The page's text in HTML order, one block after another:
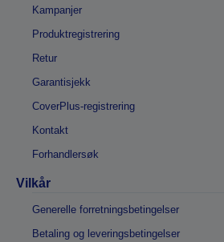
Kampanjer
Produktregistrering
Retur
Garantisjekk
CoverPlus-registrering
Kontakt
Forhandlersøk
Vilkår
Generelle forretningsbetingelser
Betaling og leveringsbetingelser